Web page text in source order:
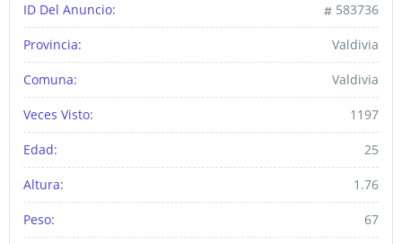
ID Del Anuncio: 583736
Provincia: Valdivia
Comuna: Valdivia
Veces Visto: 1197
Edad: 25
Altura: 1.76
Peso: 67